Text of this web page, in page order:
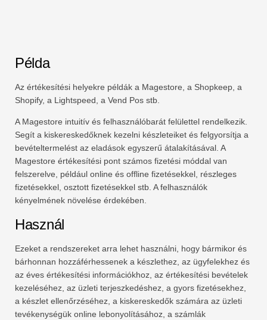
Példa
Az értékesítési helyekre példák a Magestore, a Shopkeep, a
Shopify, a Lightspeed, a Vend Pos stb.
A Magestore intuitív és felhasználóbarát felülettel rendelkezik.
Segít a kiskereskedőknek kezelni készleteiket és felgyorsítja a
bevételtermelést az eladások egyszerű átalakításával. A
Magestore értékesítési pont számos fizetési móddal van
felszerelve, például online és offline fizetésekkel, részleges
fizetésekkel, osztott fizetésekkel stb. A felhasználók
kényelmének növelése érdekében.
Használ
Ezeket a rendszereket arra lehet használni, hogy bármikor és
bárhonnan hozzáférhessenek a készlethez, az ügyfelekhez és
az éves értékesítési információkhoz, az értékesítési bevételek
kezeléséhez, az üzleti terjeszkedéshez, a gyors fizetésekhez,
a készlet ellenőrzéséhez, a kiskereskedők számára az üzleti
tevékenységük online lebonyolításához, a számlák